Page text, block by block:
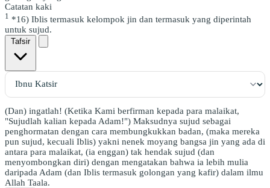
Catatan kaki
1 *16) Iblis termasuk kelompok jin dan termasuk yang diperintah
untuk sujud.
Tafsir
(Dan) ingatlah! (Ketika Kami berfirman kepada para malaikat,
"Sujudlah kalian kepada Adam!") Maksudnya sujud sebagai
penghormatan dengan cara membungkukkan badan, (maka mereka
pun sujud, kecuali Iblis) yakni nenek moyang bangsa jin yang ada di
antara para malaikat, (ia enggan) tak hendak sujud (dan
menyombongkan diri) dengan mengatakan bahwa ia lebih mulia
daripada Adam (dan Iblis termasuk golongan yang kafir) dalam ilmu
Allah Taala.